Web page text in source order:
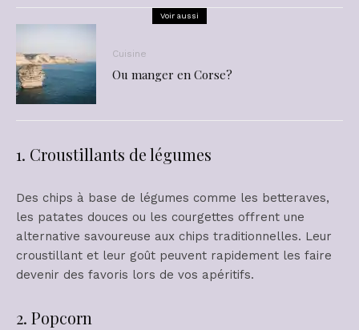
Voir aussi
Cuisine
Ou manger en Corse?
1. Croustillants de légumes
Des chips à base de légumes comme les betteraves,
les patates douces ou les courgettes offrent une
alternative savoureuse aux chips traditionnelles. Leur
croustillant et leur goût peuvent rapidement les faire
devenir des favoris lors de vos apéritifs.
2. Popcorn